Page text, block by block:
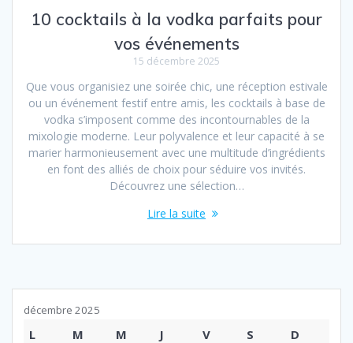
10 cocktails à la vodka parfaits pour
vos événements
15 décembre 2025
Que vous organisiez une soirée chic, une réception estivale
ou un événement festif entre amis, les cocktails à base de
vodka s’imposent comme des incontournables de la
mixologie moderne. Leur polyvalence et leur capacité à se
marier harmonieusement avec une multitude d’ingrédients
en font des alliés de choix pour séduire vos invités.
Découvrez une sélection…
Lire la suite
décembre 2025
L M M J V S
D